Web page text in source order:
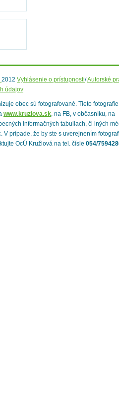
2012 Vyhlásenie o prístupnosti/Autorské
údajov
obec sú fotografované. Tieto
www.kruzlova.sk, na FB, v občasníku, na
informačných tabuliach, či iných
V prípade, že by ste s uverejnením
OcÚ Kružlová na tel. čísle 054/